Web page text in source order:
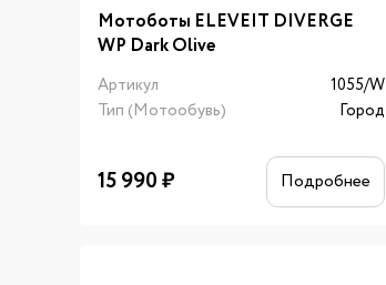
Мотоботы ELEVEIT DIVERGE
WP Dark Olive
Артикул
1055/W
Тип (Мотообувь)
Город
15 990₽ Подробнее